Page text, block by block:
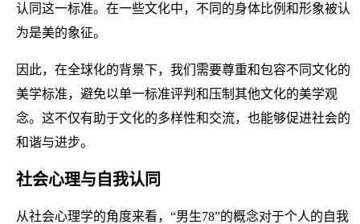
认同这一标准。在一些文化中，不同的身体比例和形象被认
为是美的象征。
因此，在全球化的背景下，我们需要尊重和包容不同文化的
美学标准，避免以单一标准评判和压制其他文化的美学观
念。这不仅有助于文化的多样性和交流，也能够促进社会的
和谐与进步。
社会心理与自我认同
从社会心理学的角度来看，“男生78”的概念对于个人的自我